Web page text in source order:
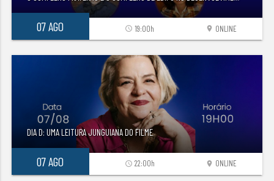
07 AGO location_on ONLINE
access_time 19:00h
DIA D: UMA LEITURA JUNGUIANA DO FILME
07 AGO location_on ONLINE
access_time 22:00h